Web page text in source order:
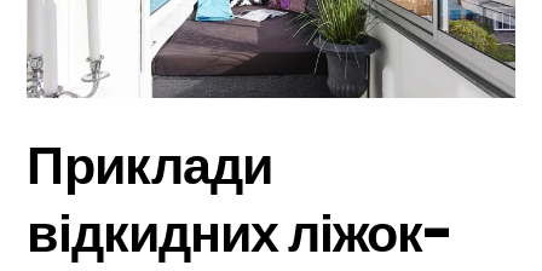
Приклади
відкидних ліжок-